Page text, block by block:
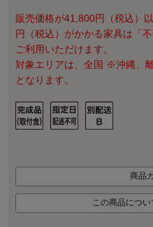
販売価格が41,800円（税込）
円（税込）がかかる家具は「
ご利用いただけます。
対象エリアは、全国 ※沖縄、
となります。
商品
この商品につ